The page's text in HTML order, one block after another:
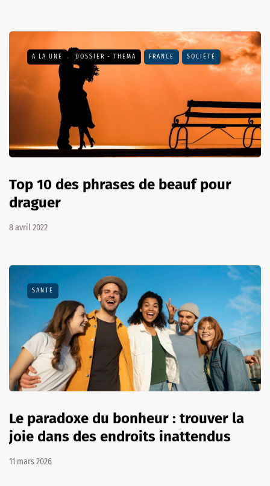
A LA UNE DOSSIER - THEMA FRANCE SOCIÉTÉ
Top 10 des phrases de beauf pour
draguer
8 avril 2022
SANTÉ
Le paradoxe du bonheur : trouver la
joie dans des endroits inattendus
11 mars 2026